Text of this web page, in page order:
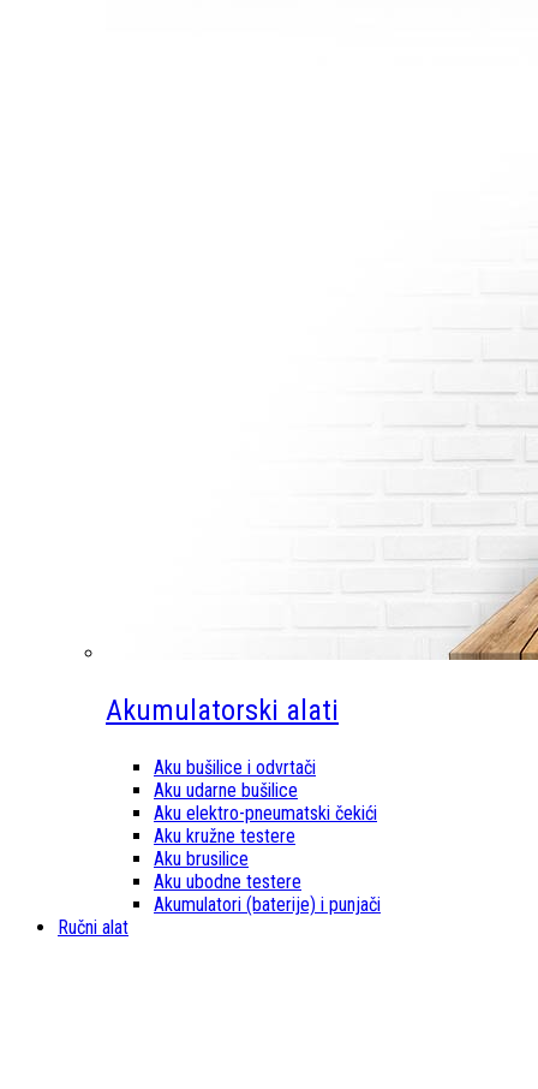
Akumulatorski alati
Aku bušilice i odvrtači
Aku udarne bušilice
Aku elektro-pneumatski čekići
Aku kružne testere
Aku brusilice
Aku ubodne testere
Akumulatori (baterije) i punjači
Ručni alat